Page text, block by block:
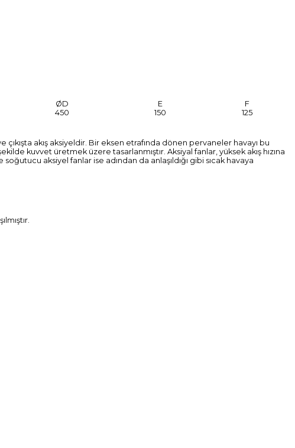
ØD E
F
450 150 125
akış aksiyeldir. Bir eksen etrafında dönen pervaneler havayı bu
kuvvet üretmek üzere tasarlanmıştır. Aksiyal fanlar, yüksek akış hızına
aksiyel fanlar ise adından da anlaşıldığı gibi sıcak havaya